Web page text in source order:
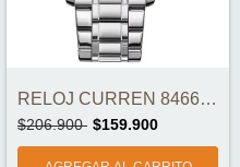
RELOJ CURREN 8466-2 ORIGINAL
$206.900 $159.900